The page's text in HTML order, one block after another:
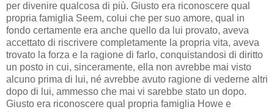
per divenire qualcosa di più. Giusto era riconoscere qual
propria famiglia Seem, colui che per suo amore, qual in
fondo certamente era anche quello da lui provato, aveva
accettato di riscrivere completamente la propria vita, aveva
trovato la forza e la ragione di farlo, conquistandosi di diritto
un posto in cui, sinceramente, ella non avrebbe mai visto
alcuno prima di lui, né avrebbe avuto ragione di vederne altri
dopo di lui, ammesso che mai vi sarebbe stato un dopo.
Giusto era riconoscere qual propria famiglia Howe e